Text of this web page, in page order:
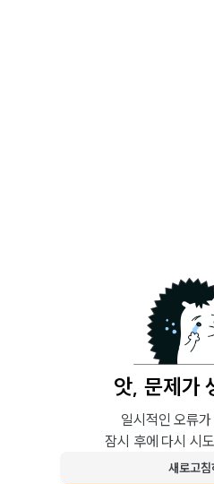
앗, 문제가
일시적인 오류
잠시 후에 다시 시
새로고침